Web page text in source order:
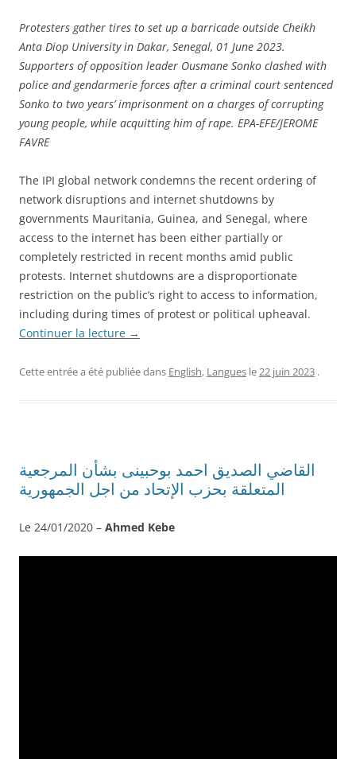
Protesters gather tires to set up a barricade outside Cheikh
Anta Diop University in Dakar, Senegal, 01 June 2023.
Supporters of opposition leader Ousmane Sonko clashed with
police and gendarmerie forces after a criminal court sentenced
Sonko to two years’ imprisonment on a charges of corrupting
young people, while acquitting him of rape. EPA-EFE/JEROME
FAVRE
The IPI global network condemns the recent ordering of
network disruptions and internet shutdowns by
governments Mauritania, Guinea, and Senegal, where
access to the internet has been either partially or
completely restricted in recent months amid public
protests. Internet shutdowns are a disproportionate
restriction on the public’s right to access to information,
including during times of protest or political upheaval.
Continuer la lecture →
Cette entrée a été publiée dans English, Langues le22 juin 2023 .
القاضي الصديق احمد بوحبينى بشأن المرجعية
المتعلقة بحزب الإتحاد من اجل الجمهورية
Le 24/01/2020 – Ahmed Kebe